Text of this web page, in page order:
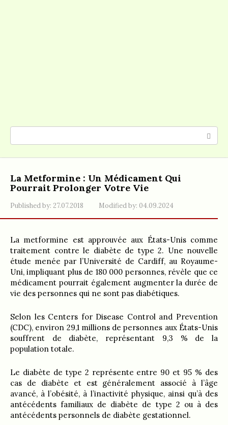
La Metformine : Un Médicament Qui
Pourrait Prolonger Votre Vie
Published by: 27.07.2018 Modified by: 04.09.2024
La metformine est approuvée aux États-Unis comme
traitement contre le diabète de type 2. Une nouvelle
étude menée par l’Université de Cardiff, au Royaume-
Uni, impliquant plus de 180 000 personnes, révèle que ce
médicament pourrait également augmenter la durée de
vie des personnes qui ne sont pas diabétiques.
Selon les Centers for Disease Control and Prevention
(CDC), environ 29,1 millions de personnes aux États-Unis
souffrent de diabète, représentant 9,3 % de la
population totale.
Le diabète de type 2 représente entre 90 et 95 % des
cas de diabète et est généralement associé à l’âge
avancé, à l’obésité, à l’inactivité physique, ainsi qu’à des
antécédents familiaux de diabète de type 2 ou à des
antécédents personnels de diabète gestationnel.